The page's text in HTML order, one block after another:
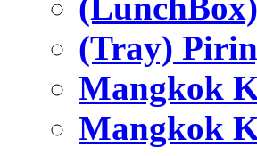
(Tray)
Mangkok
Mangkok